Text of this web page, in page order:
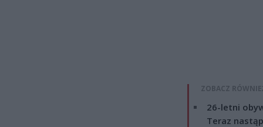
ZOBACZ
26-letni
Teraz